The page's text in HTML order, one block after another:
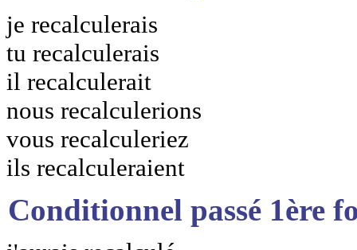
je recalculerais
tu recalculerais
il recalculerait
nous recalculerions
vous recalculeriez
ils recalculeraient
Conditionnel passé 1ère